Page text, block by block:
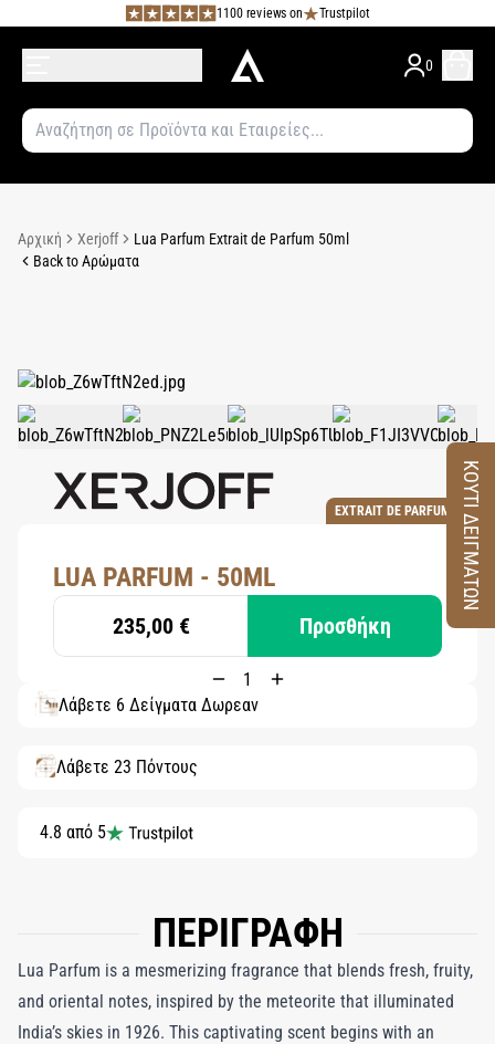
1100 reviews on Trustpilot
0
Αρχική Xerjoff
Lua Parfum Extrait de Parfum 50ml
Back to Αρώματα
EXTRAIT DE PARFUM
LUA PARFUM - 50ML
235,00 € Προσθήκη
Λάβετε 6 Δείγματα Δωρεάν
Λάβετε 23 Πόντους
4.8 από 5
ΠΕΡΙΓΡΑΦΗ
Lua Parfum is a mesmerizing fragrance that blends fresh, fruity,
and oriental notes, inspired by the meteorite that illuminated
India’s skies in 1926. This captivating scent begins with an
ΚΟΥΤΙ ΔΕΙΓΜΑΤΩΝ